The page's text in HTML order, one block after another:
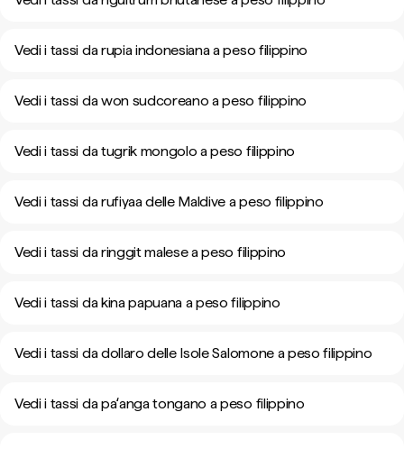
Vedi i tassi da rupia indonesiana a peso filippino
Vedi i tassi da won sudcoreano a peso filippino
Vedi i tassi da tugrik mongolo a peso filippino
Vedi i tassi da rufiyaa delle Maldive a peso filippino
Vedi i tassi da ringgit malese a peso filippino
Vedi i tassi da kina papuana a peso filippino
Vedi i tassi da dollaro delle Isole Salomone a peso filippino
Vedi i tassi da paʻanga tongano a peso filippino